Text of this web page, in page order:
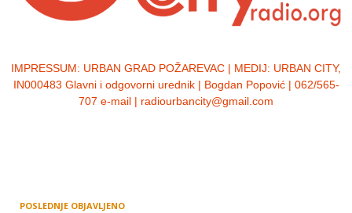
IMPRESSUM: URBAN GRAD POŽAREVAC | MEDIJ: URBAN CITY,
IN000483 Glavni i odgovorni urednik | Bogdan Popović | 062/565-
707 e-mail | radiourbancity@gmail.com
POSLEDNJE OBJAVLJENO